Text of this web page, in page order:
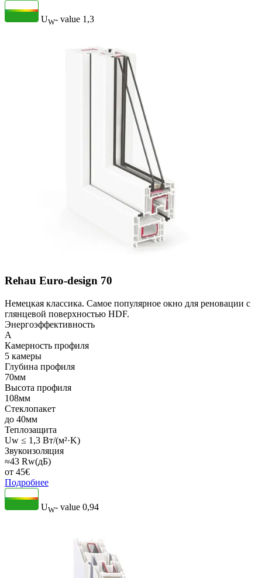
UW- value 1,3
Rehau Euro-design 70
Немецкая классика. Самое популярное окно для реновации с
глянцевой поверхностью HDF.
Энергоэффективность
A
Камерность профиля
5 камеры
Глубина профиля
70мм
Высота профиля
108мм
Стеклопакет
до 40мм
Теплозащита
Uw ≤ 1,3 Вт/(м²·K)
Звукоизоляция
≈43 Rw(дБ)
от 45€
Подробнее
UW- value 0,94